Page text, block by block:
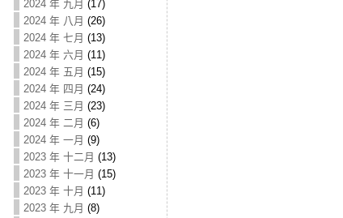
2024 年 九月 (17)
2024 年 八月 (26)
2024 年 七月 (13)
2024 年 六月 (11)
2024 年 五月 (15)
2024 年 四月 (24)
2024 年 三月 (23)
2024 年 二月 (6)
2024 年 一月 (9)
2023 年 十二月 (13)
2023 年 十一月 (15)
2023 年 十月 (11)
2023 年 九月 (8)